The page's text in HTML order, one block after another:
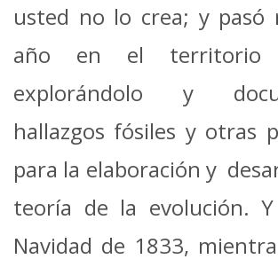
usted no lo crea; y pasó
año en el territorio
explorándolo y
hallazgos fósiles y otras
para la elaboración y
teoría de la evolución.
Navidad de 1833,